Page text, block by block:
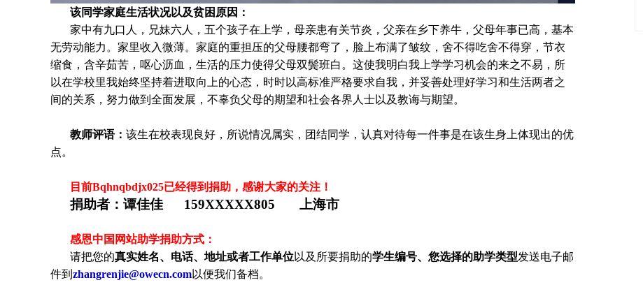
该同学家庭生活状况以及贫困原因：
家中有九口人，兄妹六人，五个孩子在上学，母亲患有关节炎，父亲在乡下养牛，父母年事已高，基本
无劳动能力。家里收入微薄。家庭的重担压的父母腰都弯了，脸上布满了皱纹，舍不得吃舍不得穿，节衣
缩食，含辛茹苦，呕心沥血，生活的压力使得父母双鬓班白。这使我明白我上学学习机会的来之不易，所
以在学校里我始终坚持着进取向上的心态，时时以高标准严格要求自我，并妥善处理好学习和生活两者之
间的关系，努力做到全面发展，不辜负父母的期望和社会各界人士以及教诲与期望。
教师评语： 该生在校表现良好，所说情况属实，团结同学，认真对待每一件事是在该生身上体现出的优
点。
目前Bqhnqbdjx025已经得到捐助，感谢大家的关注！
捐助者：谭佳佳 159XXXXX805 上海市
感恩中国网站助学捐助方式：
请把您的真实姓名、电话、地址或者工作单位以及所要捐助的学生编号、您选择的助学类型发送电子邮
件到 zhangrenjie@owecn.com以便我们备档。